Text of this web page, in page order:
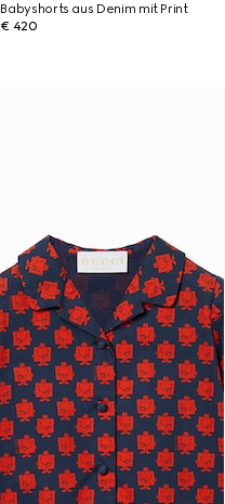
Babyshorts aus Denim mit Print
€ 420